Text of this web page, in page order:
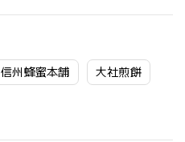
信州蜂蜜本舗 大社煎餅